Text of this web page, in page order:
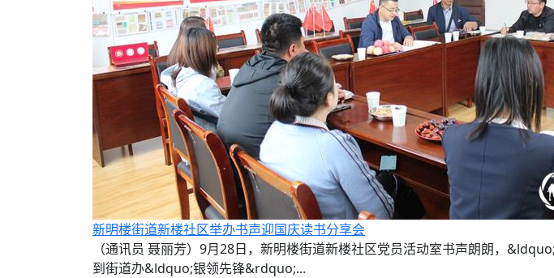
新明楼街道新楼社区举办书声迎国庆读书分享会
（通讯员 聂丽芳）9月28日，新明楼街道新楼社区党员活动室书声朗朗，
到街道办&ldquo;银领先锋&rdquo;...